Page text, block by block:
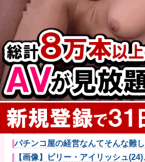
【警告】社会人「スムージーにキ
これ美容にい...
【悲報】風俗嬢やってる女の末路
ｗｗ
【悲報】映画館の客、ほぼバイオ
しで観客が避...
【画像】石川佳純さん(31)の体、エ
ッッッ...
AIが指示なく個人や組織に対しサ
機関の性能...
カープ2軍『10時半試合開始の為
良い猛暑...
まさか敗因が『早川の回跨ぎ』にな
たな他
益田250セーブで名球会入り ←こ
フの両方...
【神対応】任天堂、熊本地震の被
を無償対応へ...
【衝撃】YouTuber山口達也さん、
るだ...
パチンコ屋の経営なんてそんな難
舗よりちょっ...
【画像】ビリー・アイリッシュ